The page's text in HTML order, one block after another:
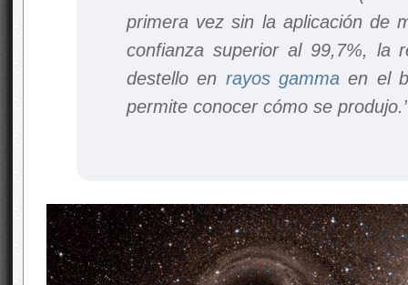
primera vez sin la aplicación de
confianza superior al 99,7%, la
destello en rayos gamma en el
permite conocer cómo se